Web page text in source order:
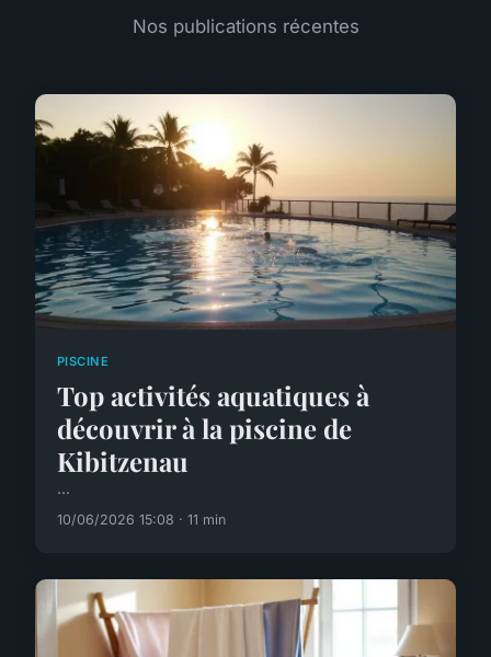
Nos publications récentes
PISCINE
Top activités aquatiques à
découvrir à la piscine de
Kibitzenau
...
10/06/2026 15:08 · 11 min